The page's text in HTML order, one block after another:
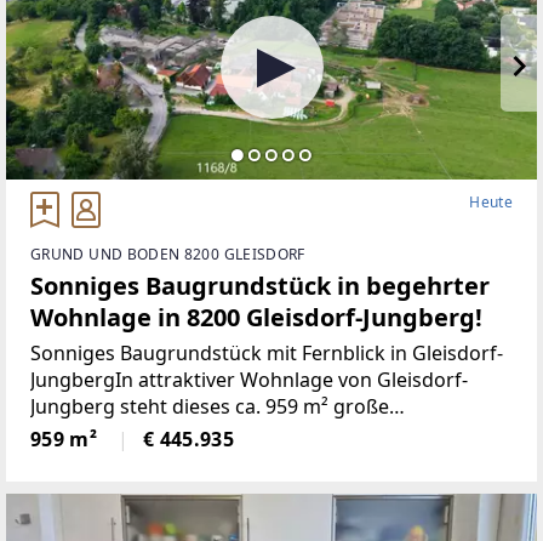
Heute
GRUND UND BODEN 8200 GLEISDORF
Sonniges Baugrundstück in begehrter
Wohnlage in 8200 Gleisdorf-Jungberg!
Sonniges Baugrundstück mit Fernblick in Gleisdorf-
JungbergIn attraktiver Wohnlage von Gleisdorf-
Jungberg steht dieses ca. 959 m² große
Baugrundstück zum Verkauf. Die Süd-West-
Ausrichtung, der schöne Fernblick sowie der Blick
959 m² € 445.935